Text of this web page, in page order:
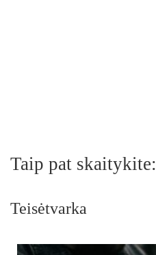
Taip pat skaitykite:
Teisėtvarka